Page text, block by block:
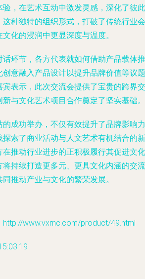
，在艺术互动中激发灵感，深化了彼此
种独特的组织形式，打破了传统行业会
化的浸润中更显深度与温度。
环节，各方代表就如何借助产品载体推
意融入产品设计以提升品牌价值等议题
表示，此次交流会提供了宝贵的跨界交
与文化艺术项目合作奠定了坚实基础。
成功举办，不仅有效提升了品牌影响力
索了商业活动与人文艺术有机结合的新
推动行业进步的正积极履行其促进文化
持续打造更多元、更具文化内涵的交流
推动产业与文化的繁荣发展。
www.vxrnc.com/product/49.html